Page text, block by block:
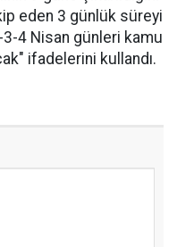
eden 3 günlük süreyi
3-4 Nisan günleri kamu
ifadelerini kullandı.